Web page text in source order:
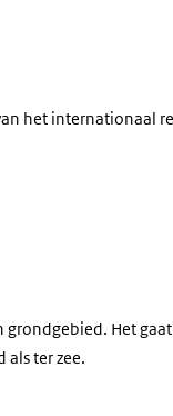
het internationaal
Het
ter zee.